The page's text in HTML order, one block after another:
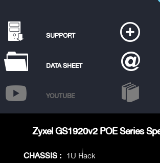
SUPPORT
DATA SHEET
YOUTUBE
Zyxel GS1920v2 POE Series
CHASSIS : 1U Rack